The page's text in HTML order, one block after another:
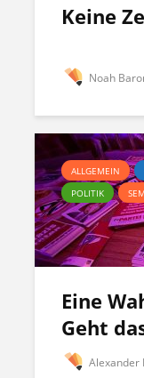
Keine
Noah
ALLGEMEIN
POLITIK
Eine
Geht
Alexander